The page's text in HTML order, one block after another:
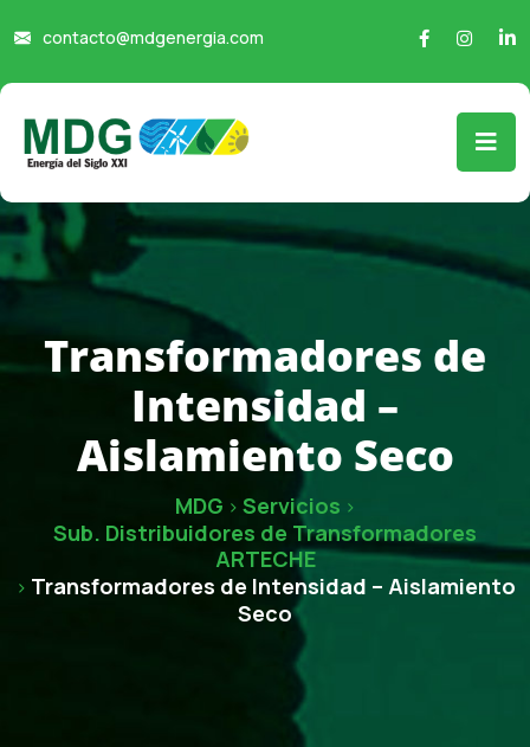
contacto@mdgenergia.com
Transformadores de
Intensidad –
Aislamiento Seco
MDG > Servicios >
Sub. Distribuidores de Transformadores
ARTECHE
> Transformadores de Intensidad – Aislamiento
Seco